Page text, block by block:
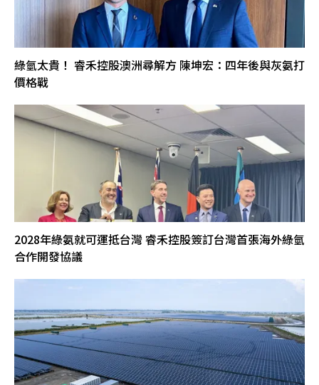
綠氫太貴！ 睿禾控股澳洲尋解方 陳坤宏：四年後與灰氨打
價格戰
2028年綠氨就可運抵台灣 睿禾控股簽訂台灣首張海外綠氫
合作開發協議